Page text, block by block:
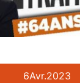
6Avr.2023